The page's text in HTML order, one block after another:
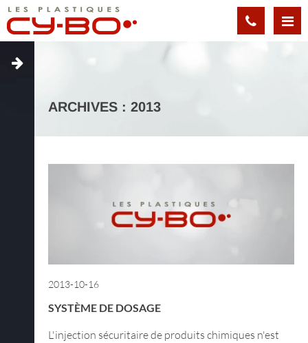
Panneau de gestion des cookies
ARCHIVES : 2013
2013-10-16
SYSTÈME DE DOSAGE
L'injection sécuritaire de produits chimiques n'est